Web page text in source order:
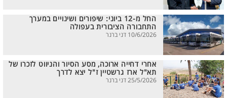
החל מ-12 ביוני: שיפורים ושינויים במערך
התחבורה הציבורית בעפולה
10/6/2026 דני ברנר
אחרי דחייה ארוכה, מסע הסיור והניווט לזכרו של
תא"ל ארז גרשטיין ז"ל יצא לדרך
25/5/2026 דני ברנר